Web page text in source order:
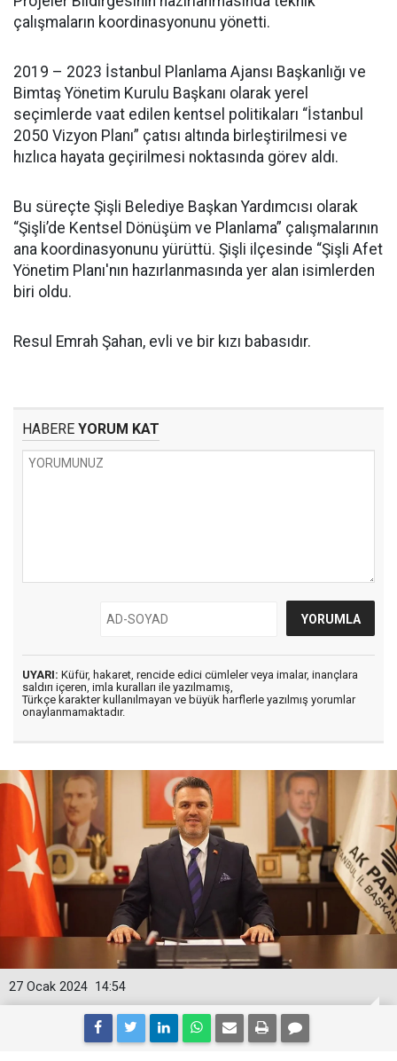
çalışmaların koordinasyonunu yönetti.
2019 – 2023 İstanbul Planlama Ajansı Başkanlığı ve
Bimtaş Yönetim Kurulu Başkanı olarak yerel
seçimlerde vaat edilen kentsel politikaları “İstanbul
2050 Vizyon Planı” çatısı altında birleştirilmesi ve
hızlıca hayata geçirilmesi noktasında görev aldı.
Bu süreçte Şişli Belediye Başkan Yardımcısı olarak
“Şişli’de Kentsel Dönüşüm ve Planlama” çalışmalarının
ana koordinasyonunu yürüttü. Şişli ilçesinde “Şişli Afet
Yönetim Planı'nın hazırlanmasında yer alan isimlerden
biri oldu.
Resul Emrah Şahan, evli ve bir kızı babasıdır.
HABERE YORUM KAT
UYARI: Küfür, hakaret, rencide edici cümleler veya imalar, inançlara
saldırı içeren, imla kuralları ile yazılmamış,
Türkçe karakter kullanılmayan ve büyük harflerle yazılmış yorumlar
onaylanmamaktadır.
14:54
27 Ocak 2024